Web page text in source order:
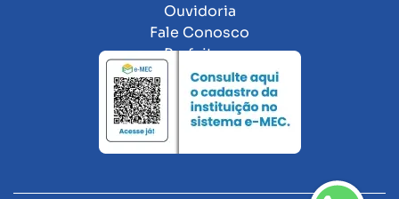
Ouvidoria
Fale Conosco
Prefeitura